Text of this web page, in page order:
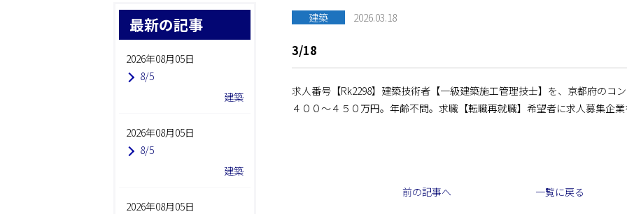
建築 2026.03.18
3/18
求人番号【Rk2298】建築技術者【一級建築施工管理技士】を、京都府のコ
４００～４５０万円。年齢不問。求職【転職再就職】希望者に求人募集企業
前の記事へ 一覧に戻る
最新の記事
2026年08月05日
8/5
建築
2026年08月05日
8/5
建築
2026年08月05日